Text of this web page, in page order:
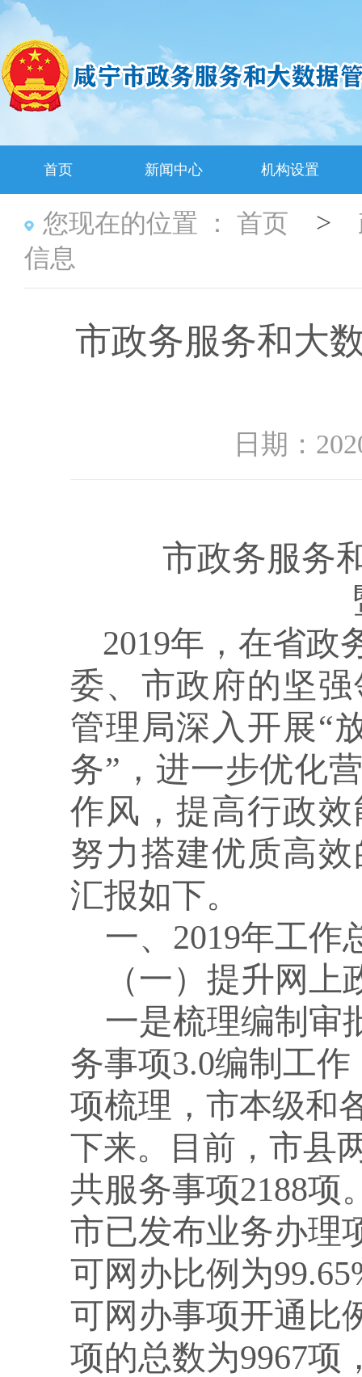
首页 新闻中心 机构设置
您现在的位置 ： 首页 >
信息
市政务服务和大
日期：
市政务服务
2019年，在省政
委、市政府的坚
管理局深入开展“
务”，进一步优化
作风，提高行政
努力搭建优质高
汇报如下。
一、 2019年工作
（一）提升网
一是梳理编制审
务事项3.0编制工
项梳理， 市本级和
下来。目前， 市县
共服务事项2188项
市已发布业务办理
可网办比例为
可网办事项开通比
项的总数为9967项